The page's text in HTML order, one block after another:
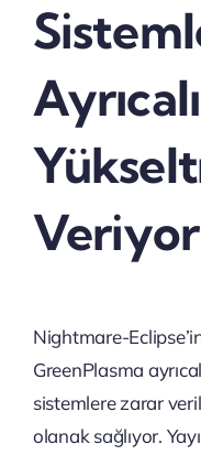
Veriyor
Nightmare-
GreenPlasma
sistemlere zarar
olanak sağlıyor.